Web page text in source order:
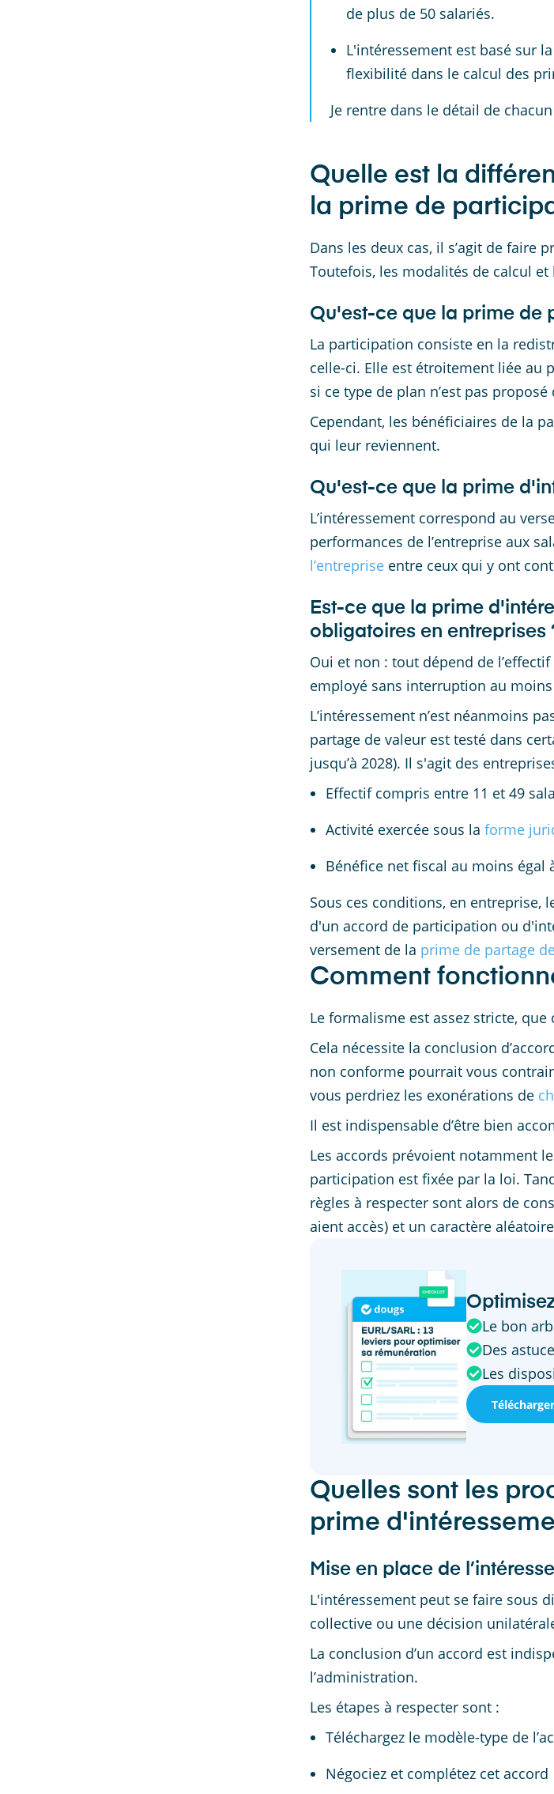
de plus de 50 salariés.
L'intéressement est basé sur
flexibilité dans le calcul des
Je rentre dans le détail de
Quelle est la
la prime de
Dans les deux cas, il s’agit de faire
Toutefois, les modalités de calcul
Qu'est-ce que la prime de
La participation consiste en la
celle-ci. Elle est étroitement liée au
si ce type de plan n’est pas proposé
Cependant, les bénéficiaires de la
qui leur reviennent.
Qu'est-ce que la prime
L’intéressement correspond au
performances de l’entreprise aux
l’entreprise entre ceux qui y ont
Est-ce que la prime
obligatoires en entreprises
Oui et non : tout dépend de
employé sans interruption au
L’intéressement n’est néanmoins
partage de valeur est testé dans
jusqu’à 2028). Il s'agit des
Effectif compris entre 11 et 49
Activité exercée sous la forme
Bénéfice net fiscal au moins égal
Sous ces conditions, en entreprise,
d'un accord de participation ou
versement de la prime de partage
Comment
Le formalisme est assez stricte,
Cela nécessite la conclusion
non conforme pourrait vous
vous perdriez les exonérations de
Il est indispensable d’être bien
Les accords prévoient notamment
participation est fixée par la loi.
règles à respecter sont alors de
aient accès) et un caractère
Le bon
Des
Les
Quelles sont les
prime
Mise en place de
L'intéressement peut se faire sous
collective ou une décision
La conclusion d’un accord est
l’administration.
Les étapes à respecter sont :
Téléchargez le modèle-type de
Négociez et complétez cet accord